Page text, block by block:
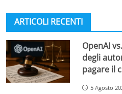
ARTICOLI RECENTI
OpenAI
degli
pagare il
5 Agosto